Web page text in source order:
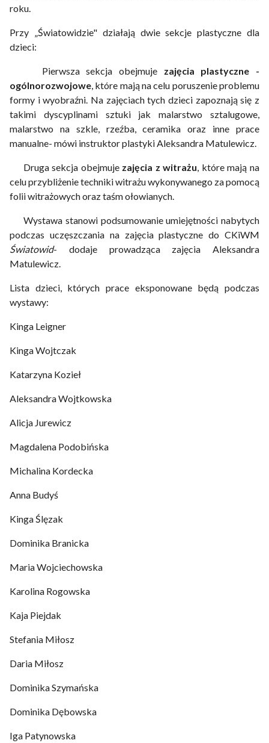
roku.
Przy „Światowidzie" działają dwie sekcje plastyczne dla
dzieci:
Pierwsza sekcja obejmuje zajęcia plastyczne -
ogólnorozwojowe, które mają na celu poruszenie problemu
formy i wyobraźni. Na zajęciach tych dzieci zapoznają się z
takimi dyscyplinami sztuki jak malarstwo sztalugowe,
malarstwo na szkle, rzeźba, ceramika oraz inne prace
manualne- mówi instruktor plastyki Aleksandra Matulewicz.
Druga sekcja obejmuje zajęcia z witrażu, które mają na
celu przybliżenie techniki witrażu wykonywanego za pomocą
folii witrażowych oraz taśm ołowianych.
Wystawa stanowi podsumowanie umiejętności nabytych
podczas uczęszczania na zajęcia plastyczne do CKiWM
Światowid- dodaje prowadząca zajęcia Aleksandra
Matulewicz.
Lista dzieci, których prace eksponowane będą podczas
wystawy:
Kinga Leigner
Kinga Wojtczak
Katarzyna Kozieł
Aleksandra Wojtkowska
Alicja Jurewicz
Magdalena Podobińska
Michalina Kordecka
Anna Budyś
Kinga Ślęzak
Dominika Branicka
Maria Wojciechowska
Karolina Rogowska
Kaja Piejdak
Stefania Miłosz
Daria Miłosz
Dominika Szymańska
Dominika Dębowska
Iga Patynowska